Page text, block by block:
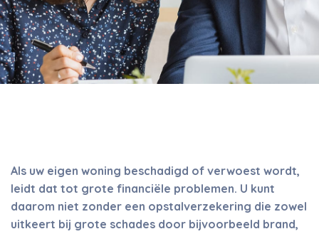
Als uw eigen woning beschadigd of verwoest wordt,
leidt dat tot grote financiële problemen. U kunt
daarom niet zonder een opstalverzekering die zowel
uitkeert bij grote schades door bijvoorbeeld brand,